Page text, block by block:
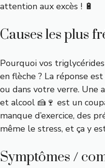
attention aux excès ! 🔋
Causes les plus
Pourquoi vos
en flèche ? La réponse
ou dans votre verre. Une
et alcool 🍰🍷 est un
manque d’exercice, des
même le stress, et ça y
Symptômes /